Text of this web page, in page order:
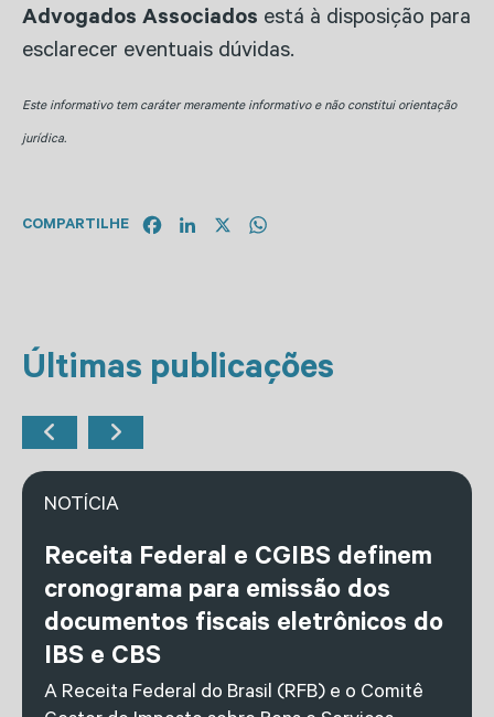
Advogados Associados está à disposição para
esclarecer eventuais dúvidas.
Este informativo tem caráter meramente informativo e não constitui orientação
jurídica.
COMPARTILHE FacebookLinkedIn
Últimas publicações
NOTÍCIA
Receita Federal e CGIBS definem
cronograma para emissão dos
documentos fiscais eletrônicos do
IBS e CBS
A Receita Federal do Brasil (RFB) e o Comitê